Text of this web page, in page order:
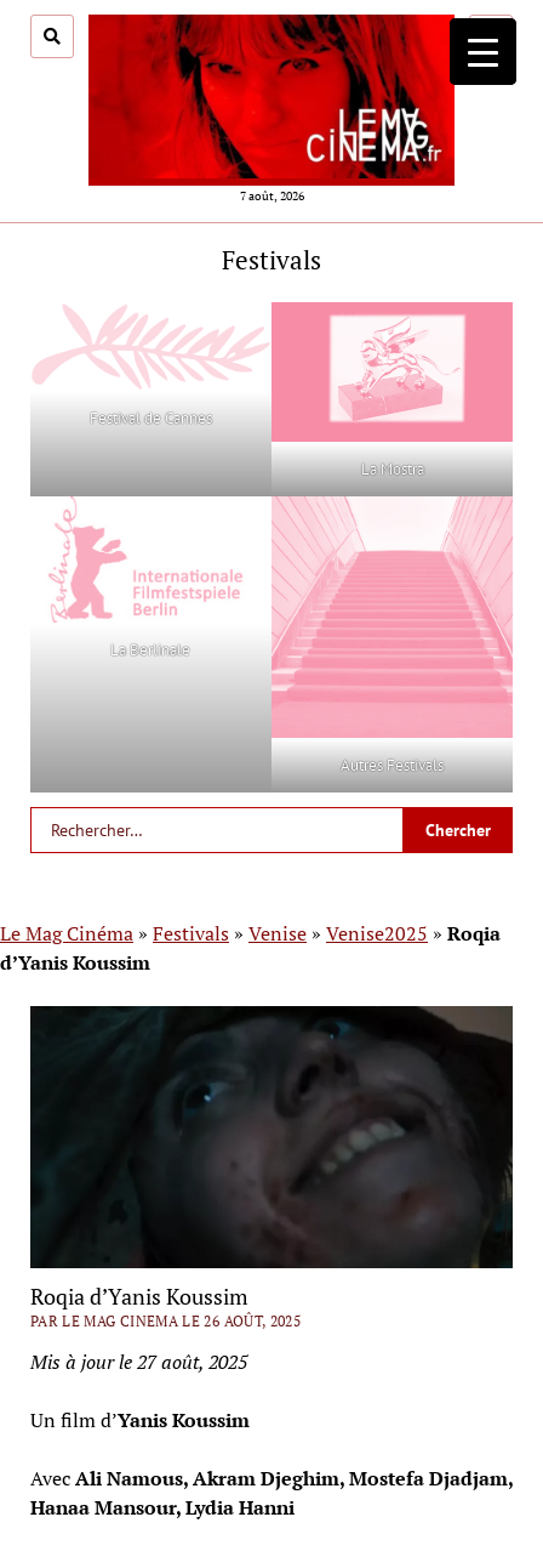
7 août, 2026
menu
Festivals
Festival de Cannes
La Mostra
La Berlinale
Autres Festivals
Le Mag Cinéma » Festivals » Venise » Venise2025 » Roqia
d’Yanis Koussim
Roqia d’Yanis Koussim
PAR LE MAG CINEMA LE 26 AOÛT, 2025
Mis à jour le 27 août, 2025
Un film d’Yanis Koussim
AvecAli Namous, Akram Djeghim, Mostefa Djadjam,
Hanaa Mansour, Lydia Hanni